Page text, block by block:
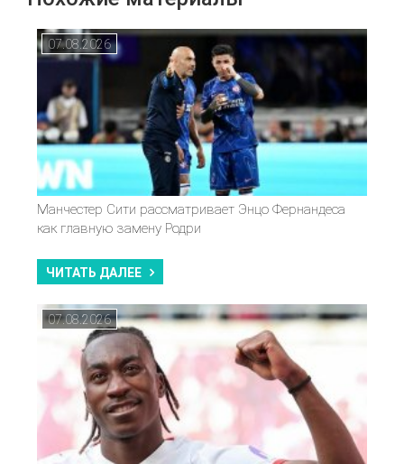
07.08.2026
Манчестер Сити рассматривает Энцо Фернандеса
как главную замену Родри
ЧИТАТЬ ДАЛЕЕ
07.08.2026